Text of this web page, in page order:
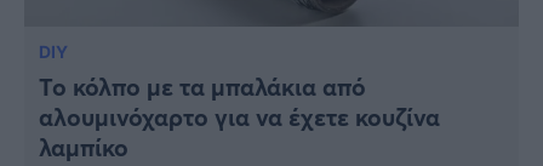
DIY
Το κόλπο με τα μπαλάκια από
αλουμινόχαρτο για να έχετε κουζίνα
λαμπίκο